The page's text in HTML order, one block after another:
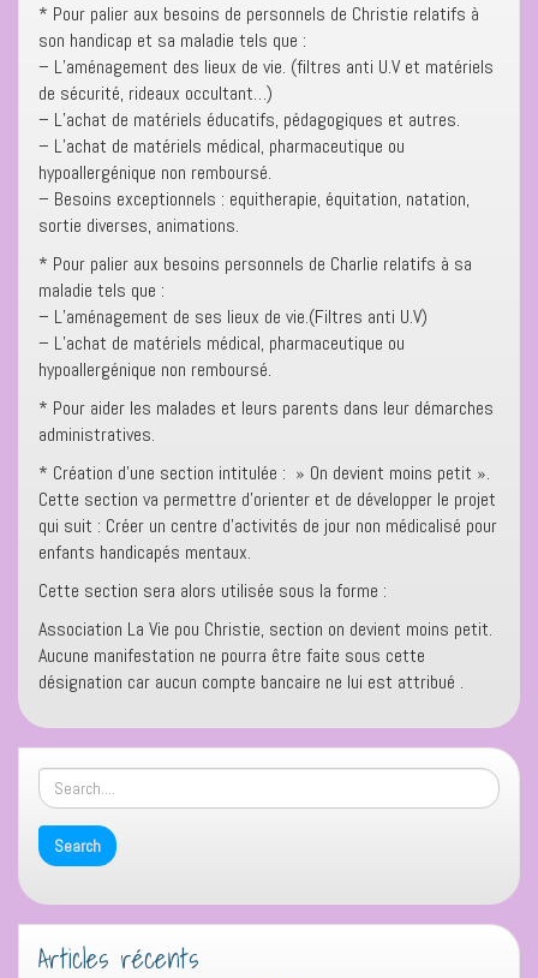
* Pour palier aux besoins de personnels de Christie relatifs à
son handicap et sa maladie tels que :
– L’aménagement des lieux de vie. (filtres anti U.V et matériels
de sécurité, rideaux occultant…)
– L’achat de matériels éducatifs, pédagogiques et autres.
– L’achat de matériels médical, pharmaceutique ou
hypoallergénique non remboursé.
– Besoins exceptionnels : equitherapie, équitation, natation,
sortie diverses, animations.
* Pour palier aux besoins personnels de Charlie relatifs à sa
maladie tels que :
– L’aménagement de ses lieux de vie.(Filtres anti U.V)
– L’achat de matériels médical, pharmaceutique ou
hypoallergénique non remboursé.
* Pour aider les malades et leurs parents dans leur démarches
administratives.
* Création d’une section intitulée : » On devient moins petit ».
Cette section va permettre d’orienter et de développer le projet
qui suit : Créer un centre d’activités de jour non médicalisé pour
enfants handicapés mentaux.
Cette section sera alors utilisée sous la forme :
Association La Vie pou Christie, section on devient moins petit.
Aucune manifestation ne pourra être faite sous cette
désignation car aucun compte bancaire ne lui est attribué .
Articles récents